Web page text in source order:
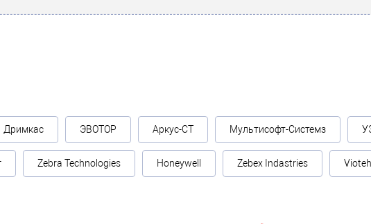
Дримкас ЭВОТОР Аркус-СТ Мультисофт-Системз
Zebra Technologies Honeywell Zebex Indastries Vioteh